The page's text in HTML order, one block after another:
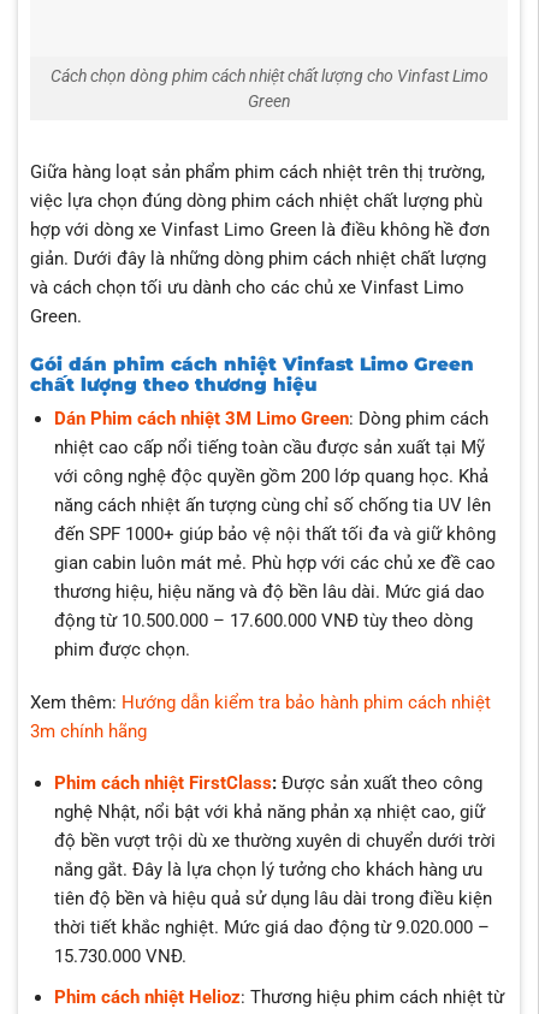
Cách chọn dòng phim cách nhiệt chất lượng cho Vinfast Limo
Green
Giữa hàng loạt sản phẩm phim cách nhiệt trên thị trường,
việc lựa chọn đúng dòng phim cách nhiệt chất lượng phù
hợp với dòng xe Vinfast Limo Green là điều không hề đơn
giản. Dưới đây là những dòng phim cách nhiệt chất lượng
và cách chọn tối ưu dành cho các chủ xe Vinfast Limo
Green.
Gói dán phim cách nhiệt Vinfast Limo Green
chất lượng theo thương hiệu
Dán Phim cách nhiệt 3M Limo Green: Dòng phim cách
nhiệt cao cấp nổi tiếng toàn cầu được sản xuất tại Mỹ
với công nghệ độc quyền gồm 200 lớp quang học. Khả
năng cách nhiệt ấn tượng cùng chỉ số chống tia UV lên
đến SPF 1000+ giúp bảo vệ nội thất tối đa và giữ không
gian cabin luôn mát mẻ. Phù hợp với các chủ xe đề cao
thương hiệu, hiệu năng và độ bền lâu dài. Mức giá dao
động từ 10.500.000 – 17.600.000 VNĐ tùy theo dòng
phim được chọn.
Xem thêm: Hướng dẫn kiểm tra bảo hành phim cách nhiệt
3m chính hãng
Phim cách nhiệt FirstClass: Được sản xuất theo công
nghệ Nhật, nổi bật với khả năng phản xạ nhiệt cao, giữ
độ bền vượt trội dù xe thường xuyên di chuyển dưới trời
nắng gắt. Đây là lựa chọn lý tưởng cho khách hàng ưu
tiên độ bền và hiệu quả sử dụng lâu dài trong điều kiện
thời tiết khắc nghiệt. Mức giá dao động từ 9.020.000 –
15.730.000 VNĐ.
Phim cách nhiệt Helioz: Thương hiệu phim cách nhiệt từ